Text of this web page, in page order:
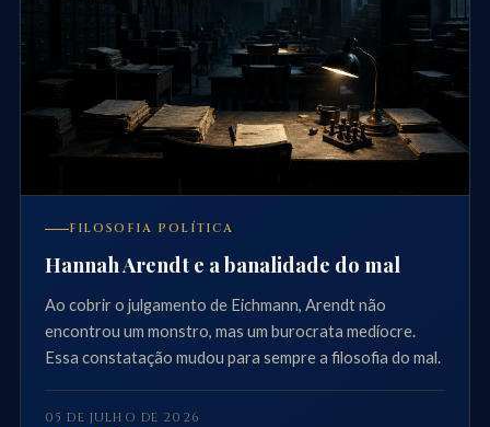
FILOSOFIA POLÍTICA
Hannah Arendt e a banalidade do mal
Ao cobrir o julgamento de Eichmann, Arendt não
encontrou um monstro, mas um burocrata medíocre.
Essa constatação mudou para sempre a filosofia do mal.
05 DE JULHO DE 2026